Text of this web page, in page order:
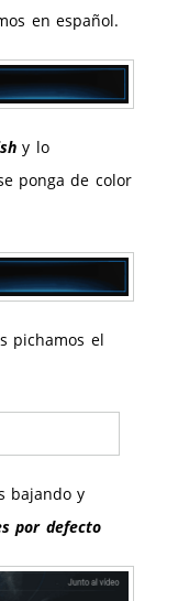
en español.
y lo
ponga de color
pichamos el
bajando y
por defecto